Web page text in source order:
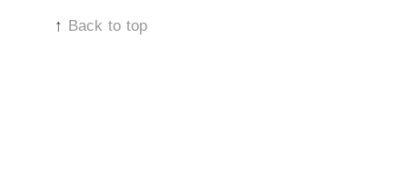
↑ Back to top